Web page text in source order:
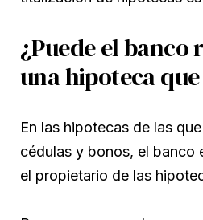
¿Puede el banco
una hipoteca
En las hipotecas de las
cédulas y bonos, el banco
el propietario de las